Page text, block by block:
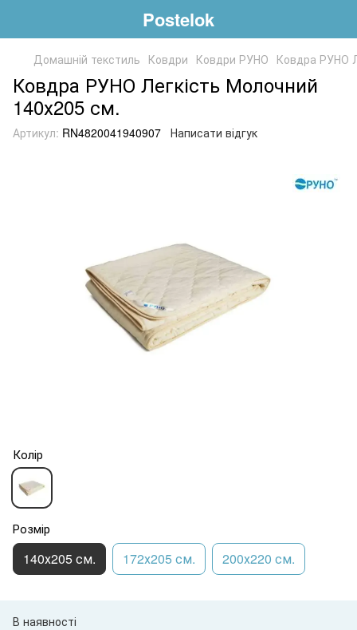
Postelok
Домашній текстиль Ковдри Ковдри РУНО Ковдра РУНО
Ковдра РУНО Легкість Молочний
140х205 см.
Артикул: RN4820041940907 Написати відгук
Колір
Розмір
140х205 см. 172х205 см. 200х220 см.
В наявності